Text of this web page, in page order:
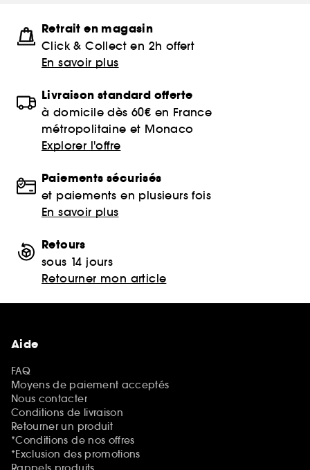
Retrait en magasin
Click & Collect en 2h offert
En savoir plus
Livraison standard offerte
à domicile dès 60€ en France
métropolitaine et Monaco
Explorer l'offre
Paiements sécurisés
et paiements en plusieurs fois
En savoir plus
Retours
sous 14 jours
Retourner mon article
Aide
FAQ
Moyens de paiement acceptés
Nous contacter
Conditions de livraison
Retourner un produit
*Conditions de nos offres
*Exclusion des promotions